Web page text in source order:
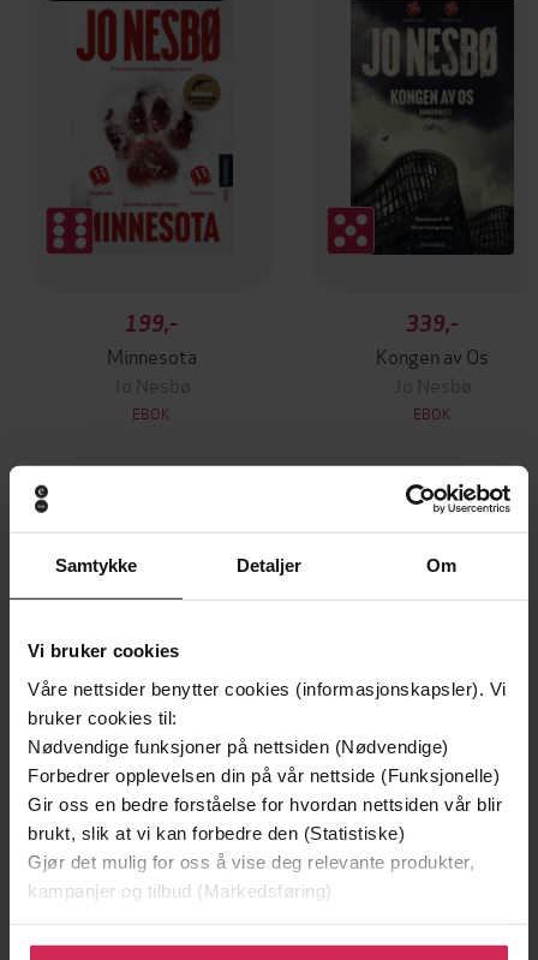
Samtykke Detaljer Om
Vi bruker cookies
Våre nettsider benytter cookies (informasjonskapsler). Vi
bruker cookies til:
Nødvendige funksjoner på nettsiden (Nødvendige)
Forbedrer opplevelsen din på vår nettside (Funksjonelle)
Gir oss en bedre forståelse for hvordan nettsiden vår blir
brukt, slik at vi kan forbedre den (Statistiske)
Gjør det mulig for oss å vise deg relevante produkter,
kampanjer og tilbud (Markedsføring)
Klikk på «Godta alle» for å gi oss ditt samtykke til å
199,-
Minnesota
Jo Nesbø
EBOK
339,-
Kongen av Os
Jo Nesbø
EBOK
Andre har også kjøpt
Premium
Premium